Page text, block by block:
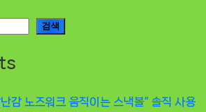
검색
감 노즈워크 움직이는 스낵볼” 솔직 사용